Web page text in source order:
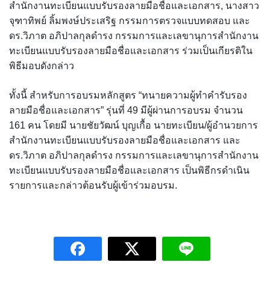
สำนักงานทะเบียนแบบรับรองลายมือชื่อและเอกสาร, นางสาว
จุฑาทิพย์ ลิ้มพงษ์ประเสริฐ กรรมการตรวจแบบทดสอบ และ
ดร.วิภาต อภิปาลกุลดำรง กรรมการและเลขานุการสำนักงาน
ทะเบียนแบบรับรองลายมือชื่อและเอกสาร ร่วมเป็นเกียรติใน
พิธีมอบดังกล่าว
ทั้งนี้ สำหรับการอบรมหลักสูตร “ทนายความผู้ทำคำรับรอง
ลายมือชื่อและเอกสาร” รุ่นที่ 49 มีผู้ผ่านการอบรม จำนวน
161 คน โดยมี นายชัยวัฒน์ บุญเกื้อ นายทะเบียน/ผู้อำนวยการ
สำนักงานทะเบียนแบบรับรองลายมือชื่อและเอกสาร และ
ดร.วิภาต อภิปาลกุลดำรง กรรมการและเลขานุการสำนักงาน
ทะเบียนแบบรับรองลายมือชื่อและเอกสาร เป็นพิธีกรดำเนิน
รายการและกล่าวต้อนรับผู้เข้าร่วมอบรม.